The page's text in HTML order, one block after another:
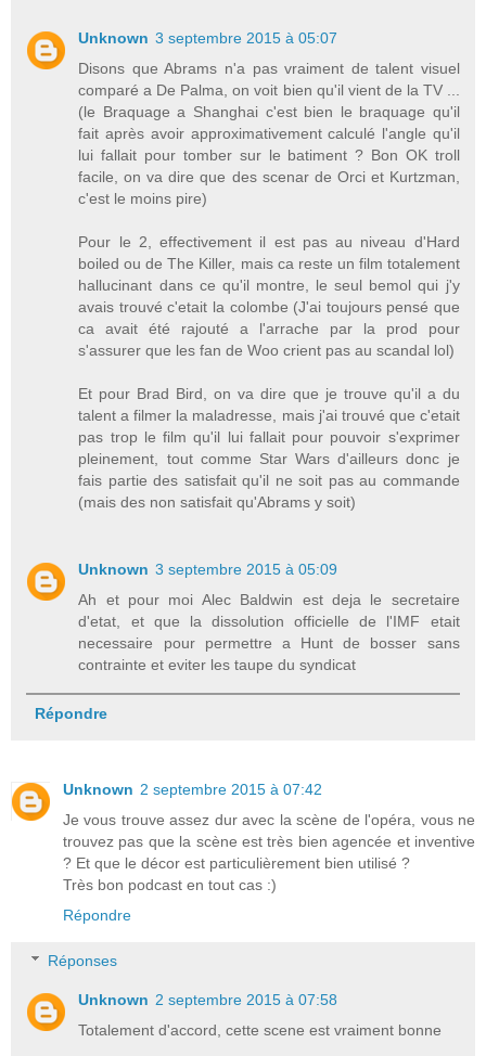
Unknown 3 septembre 2015 à 05:07
Disons que Abrams n'a pas vraiment de talent visuel
comparé a De Palma, on voit bien qu'il vient de la TV ...
(le Braquage a Shanghai c'est bien le braquage qu'il
fait après avoir approximativement calculé l'angle qu'il
lui fallait pour tomber sur le batiment ? Bon OK troll
facile, on va dire que des scenar de Orci et Kurtzman,
c'est le moins pire)
Pour le 2, effectivement il est pas au niveau d'Hard
boiled ou de The Killer, mais ca reste un film totalement
hallucinant dans ce qu'il montre, le seul bemol qui j'y
avais trouvé c'etait la colombe (J'ai toujours pensé que
ca avait été rajouté a l'arrache par la prod pour
s'assurer que les fan de Woo crient pas au scandal lol)
Et pour Brad Bird, on va dire que je trouve qu'il a du
talent a filmer la maladresse, mais j'ai trouvé que c'etait
pas trop le film qu'il lui fallait pour pouvoir s'exprimer
pleinement, tout comme Star Wars d'ailleurs donc je
fais partie des satisfait qu'il ne soit pas au commande
(mais des non satisfait qu'Abrams y soit)
Unknown 3 septembre 2015 à 05:09
Ah et pour moi Alec Baldwin est deja le secretaire
d'etat, et que la dissolution officielle de l'IMF etait
necessaire pour permettre a Hunt de bosser sans
contrainte et eviter les taupe du syndicat
Répondre
Unknown 2 septembre 2015 à 07:42
Je vous trouve assez dur avec la scène de l'opéra, vous ne
trouvez pas que la scène est très bien agencée et inventive
? Et que le décor est particulièrement bien utilisé ?
Très bon podcast en tout cas :)
Répondre
Réponses
Unknown 2 septembre 2015 à 07:58
Totalement d'accord, cette scene est vraiment bonne